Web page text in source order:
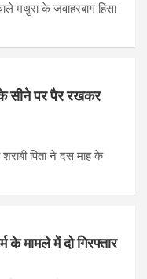
मथुरा के जवाहरबाग हिंसा
सीने पर पैर रखकर
पिता ने दस माह के
के मामले में दो गिरफ्तार